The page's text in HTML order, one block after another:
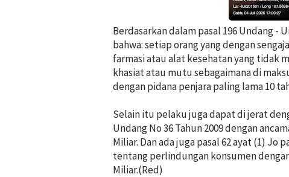
Berdasarkan dalam pasal 196 Undang -
bahwa: setiap orang yang dengan
farmasi atau alat kesehatan yang tidak
khasiat atau mutu sebagaimana di
dengan pidana penjara paling lama 10
Selain itu pelaku juga dapat di jerat
Undang No 36 Tahun 2009 dengan
Miliar. Dan ada juga pasal 62 ayat (1) Jo
tentang perlindungan konsumen
Miliar.(Red)